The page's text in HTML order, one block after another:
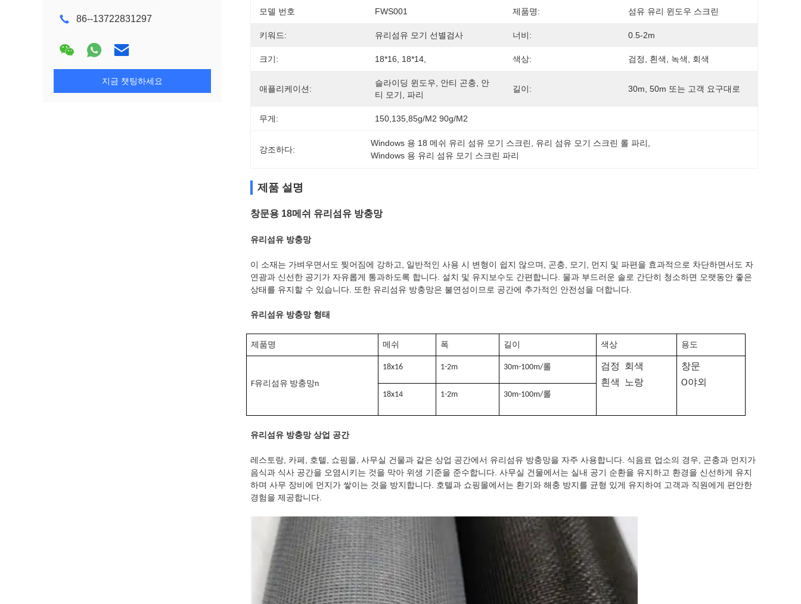
86--13722831297
지금 챗팅하세요
모델 번호 FWS001 제품명: 섬유 유리 윈도우 스크린
키워드: 유리섬유 모기 선별검사 너비: 0.5-2m
크기: 18*16, 18*14, 색상: 검정, 흰색, 녹색, 회색
애플리케이션:
슬라이딩 윈도우, 안티 곤충, 안
티 모기, 파리
길이: 30m, 50m 또는 고객 요구대로
무게: 150,135,85g/m2 90g/m2
강조하다:
Windows 용 18 메쉬 유리 섬유 모기 스크린 유리 섬유 모기 스크린 롤 파리
Windows 용 유리 섬유 모기 스크린 파리
제품 설명
창문용 18메쉬 유리섬유 방충망
유리섬유 방충망
이 소재는 가벼우면서도 찢어짐에 강하고, 일반적인 사용 시 변형이 쉽지 않으며, 곤충, 모기, 먼지 및 파편을 효과적으로 차단하면서도 자
연광과 신선한 공기가 자유롭게 통과하도록 합니다. 설치 및 유지보수도 간편합니다. 물과 부드러운 솔로 간단히 청소하면 오랫동안 좋은
상태를 유지할 수 있습니다. 또한 유리섬유 방충망은 불연성이므로 공간에 추가적인 안전성을 더합니다.
유리섬유 방충망 형태
제품명 메쉬 폭 길이 색상 용도
F유리섬유 방충망n
18x16 1-2m 30m-100m/롤 검정
회색
흰색
노랑
창문
O야외
18x14 1-2m 30m-100m/롤
유리섬유 방충망 상업 공간
레스토랑, 카페, 호텔, 쇼핑몰, 사무실 건물과 같은 상업 공간에서 유리섬유 방충망을 자주 사용합니다. 식음료 업소의 경우, 곤충과 먼지가
음식과 식사 공간을 오염시키는 것을 막아 위생 기준을 준수합니다. 사무실 건물에서는 실내 공기 순환을 유지하고 환경을 신선하게 유지
하며 사무 장비에 먼지가 쌓이는 것을 방지합니다. 호텔과 쇼핑몰에서는 환기와 해충 방지를 균형 있게 유지하여 고객과 직원에게 편안한
경험을 제공합니다.